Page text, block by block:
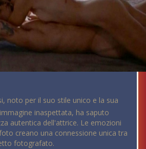
noto per il suo stile unico e la sua
inaspettata, ha saputo
autentica dell'attrice. Le emozioni
creano una connessione unica tra
fotografato.